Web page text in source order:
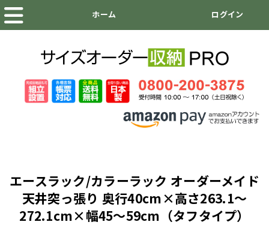
エースラック/カラーラック オーダーメイド
天井突っ張り 奥行40cm×高さ263.1～
272.1cm×幅45～59cm（タフタイプ）